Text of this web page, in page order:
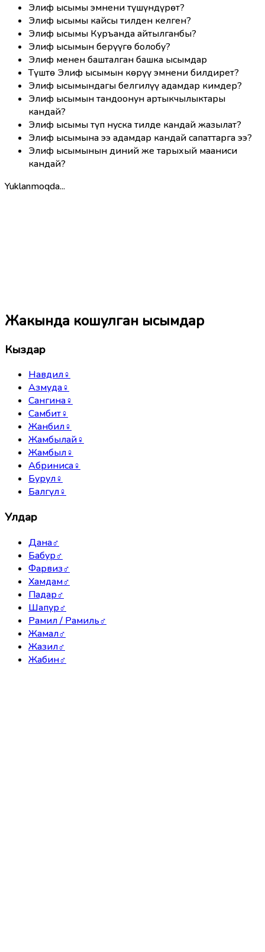
Элиф ысымы эмнени түшүндүрөт?
Элиф ысымы кайсы тилден келген?
Элиф ысымы Куръанда айтылганбы?
Элиф ысымын берүүгө болобу?
Элиф менен башталган башка ысымдар
Түштө Элиф ысымын көрүү эмнени билдирет?
Элиф ысымындагы белгилүү адамдар кимдер?
Элиф ысымын тандоонун артыкчылыктары
кандай?
Элиф ысымы түп нуска тилде кандай жазылат?
Элиф ысымына ээ адамдар кандай сапаттарга ээ?
Элиф ысымынын диний же тарыхый мааниси
кандай?
Yuklanmoqda...
Жакында кошулган ысымдар
Кыздар
Навдил♀
Азмуда♀
Сангина♀
Самбит♀
Жанбил♀
Жамбылай♀
Жамбыл♀
Абриниса♀
Бурул♀
Балгүл♀
Улдар
Дана♂
Бабур♂
Фарвиз♂
Хамдам♂
Падар♂
Шапур♂
Рамил / Рамиль♂
Жамал♂
Жазил♂
Жабин♂